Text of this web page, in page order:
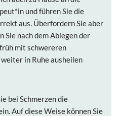
und führen Sie die
aus. Überfordern Sie aber
Sie nach dem Ablegen der
mit schwereren
in Ruhe ausheilen
bei Schmerzen die
Auf diese Weise können Sie